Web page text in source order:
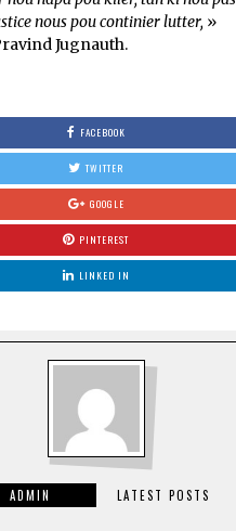
nous pou continier lutter, »
Jugnauth.
FACEBOOK
TWITTER
GOOGLE
PINTEREST
LINKED IN
ADMIN LATEST POSTS